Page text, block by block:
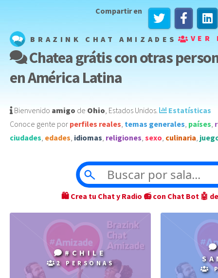
BRAZINK CHAT AMIZADES VER
Compartir en
Chatea grátis con otras
en América Latina
Bienvenido amigo de Ohio Estados Unidos
Estatísticas
Conoce gente por perfiles reales temas generales países
ciudades edades idiomas religiones sexo culinaria
🛍 Crea tu Chat y Radio 📻 con Chat Bot 🤖
#CHILE
2 PERSONAS